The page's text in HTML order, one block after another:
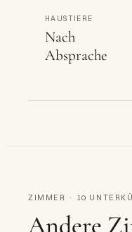
HAUSTIERE
Nach
Absprache
ZIMMER · 10
Andere